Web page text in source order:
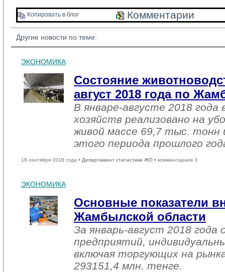
Копировать в блог Комментарии
Другие новости по теме:
ЭКОНОМИКА
Состояние
август 2018 года по
В январе-августе 2018 года
хозяйств реализовано на
живой массе 69,7 тыс. тонн
этого периода прошлого
18 сентября 2018 года • Департамент статистики ЖО • комментариев 3
ЭКОНОМИКА
Основные показатели
Жамбылской области
За январь-август 2018
предприятий,
включая торгующих на
293151,4 млн. тенге.